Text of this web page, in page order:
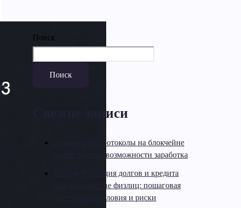
Поиск
Поиск
Свежие записи
Лучшие defi-протоколы на блокчейне
solana: обзор и возможности заработка
Реструктуризация долгов и кредита
при банкротстве физлиц: пошаговая
инструкция, условия и риски